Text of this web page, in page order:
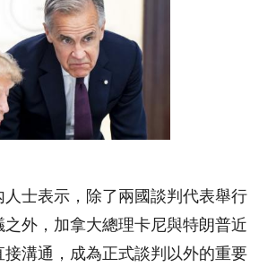
人士表示，除了兩國談判代表舉行
之外，加拿大總理卡尼與特朗普近
溝通，成為正式談判以外的重要